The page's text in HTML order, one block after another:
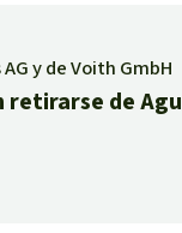
y de Voith GmbH
retirarse de